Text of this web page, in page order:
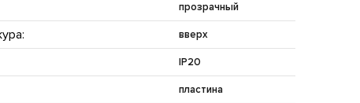
прозрачный
вверх
IP20
пластина